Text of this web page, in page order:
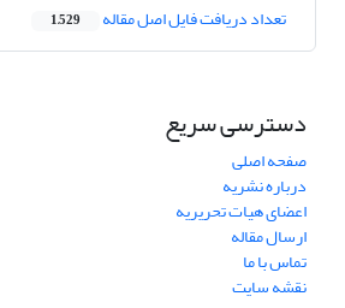
تعداد دریافت فایل اصل مقاله 1,529
دسترسی سریع
صفحه اصلی
درباره نشریه
اعضای هیات تحریریه
ارسال مقاله
تماس با ما
نقشه سایت